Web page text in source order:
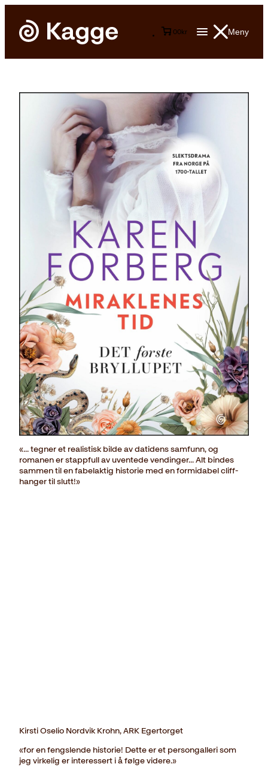
Meny
00kr
«... tegner et realistisk bilde av datidens samfunn, og
romanen er stappfull av uventede vendinger... Alt bindes
sammen til en fabelaktig historie med en formidabel cliff-
hanger til slutt!»
Kirsti Oselio Nordvik Krohn, ARK Egertorget
«for en fengslende historie! Dette er et persongalleri som
jeg virkelig er interessert i å følge videre.»